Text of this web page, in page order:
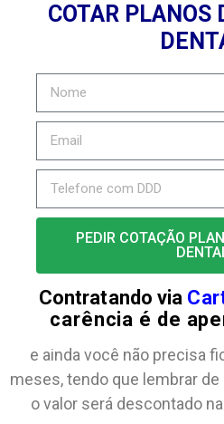
COTAR PLANOS
PEDIR COTAÇÃO
Contratando via
carência é de
e ainda você não precisa
meses, tendo que lembrar
o valor será descontado